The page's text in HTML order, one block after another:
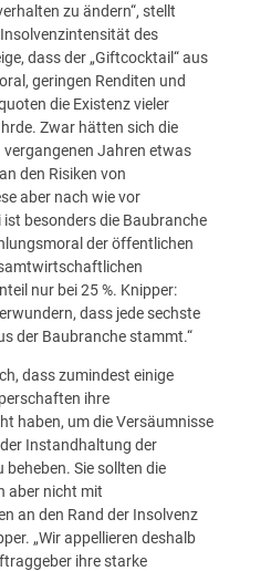
zu ändern“, stellt
des
dass der „Giftcocktail“ aus
geringen Renditen und
die Existenz vieler
Zwar hätten sich die
Jahren etwas
den Risiken von
aber nach wie vor
ist besonders die Baubranche
der öffentlichen
nur bei 25 %. Knipper:
dass jede sechste
der Baubranche stammt.“
dass zumindest einige
ihre
haben, um die Versäumnisse
Instandhaltung der
Sie sollten die
aber nicht mit
an den Rand der Insolvenz
„Wir appellieren deshalb
ihre starke